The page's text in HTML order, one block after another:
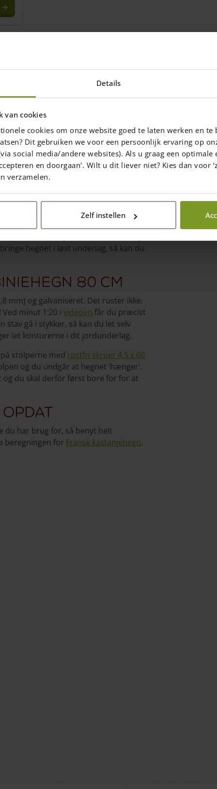
Details
van cookies
cookies om onze website goed te laten werken en
Dit gebruiken we voor een persoonlijk ervaring op
social media/andere websites). Als u graag een
en doorgaan'. Wilt u dit liever niet? Kies dan voor
verzamelen.
Zelf instellen
stavene på 4 cm og 8 cm. Dette
(det afhænger af fabrikanten og
stolper
ø 7/9 med en længde på 150
samt hjørnerne kan du bruge
hegnet i løst underlag, så kan du
80 cm
mm) og galvaniseret. Det ruster ikke.
minut 1:20 i videoen får du præcist
stav gå i stykker, så kan du let selv
let konturerne i dit jordunderlag.
stolperne med rustfri skruer 4,5 x 60
og du undgår at hegnet ‘hænger’.
du skal derfor først bore for for at
du har brug for, så benyt helt
beregningen for Fransk kastanjehegn.